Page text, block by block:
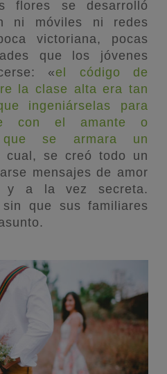
flores se desarrolló
ni móviles ni redes
victoriana, pocas
que los jóvenes
«el código de
la clase alta era tan
ingeniárselas para
con el amante o
que se armara un
cual, se creó todo un
mensajes de amor
y a la vez secreta.
que sus familiares